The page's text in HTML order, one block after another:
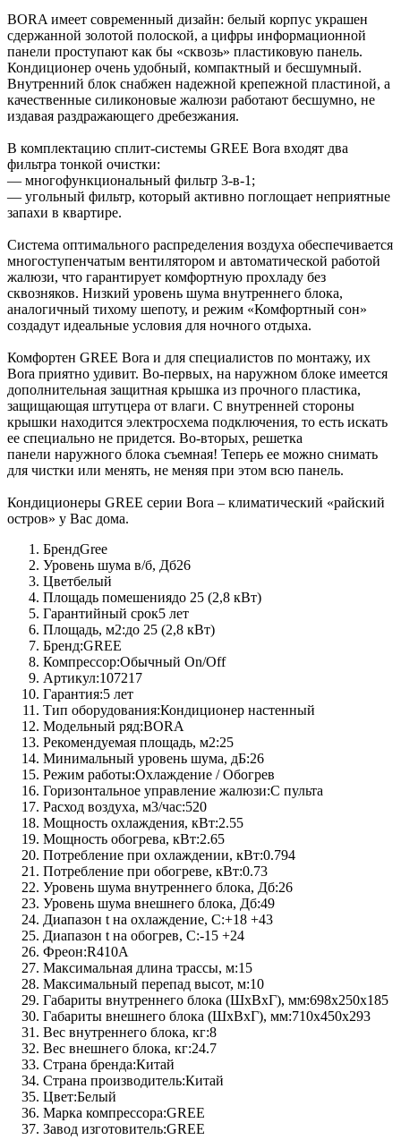
BORA имеет современный дизайн: белый корпус украшен
сдержанной золотой полоской, а цифры информационной
панели проступают как бы «сквозь» пластиковую панель.
Кондиционер очень удобный, компактный и бесшумный.
Внутренний блок снабжен надежной крепежной пластиной, а
качественные силиконовые жалюзи работают бесшумно, не
издавая раздражающего дребезжания.
В комплектацию сплит-системы GREE Bora входят два
фильтра тонкой очистки:
— многофункциональный фильтр 3-в-1;
— угольный фильтр, который активно поглощает неприятные
запахи в квартире.
Система оптимального распределения воздуха обеспечивается
многоступенчатым вентилятором и автоматической работой
жалюзи, что гарантирует комфортную прохладу без
сквозняков. Низкий уровень шума внутреннего блока,
аналогичный тихому шепоту, и режим «Комфортный сон»
создадут идеальные условия для ночного отдыха.
Комфортен GREE Bora и для специалистов по монтажу, их
Bora приятно удивит. Во-первых, на наружном блоке имеется
дополнительная защитная крышка из прочного пластика,
защищающая штутцера от влаги. С внутренней стороны
крышки находится электросхема подключения, то есть искать
ее специально не придется. Во-вторых, решетка
панели наружного блока съемная! Теперь ее можно снимать
для чистки или менять, не меняя при этом всю панель.
Кондиционеры GREE серии Bora – климатический «райский
остров» у Вас дома.
БрендGree
Уровень шума в/б, Дб26
Цветбелый
Площадь помешениядо 25 (2,8 кВт)
Гарантийный срок5 лет
Площадь, м2:до 25 (2,8 кВт)
Бренд:GREE
Компрессор:Обычный On/Off
Артикул:107217
Гарантия:5 лет
Тип оборудования:Кондиционер настенный
Модельный ряд:BORA
Рекомендуемая площадь, м2:25
Минимальный уровень шума, дБ:26
Режим работы:Охлаждение / Обогрев
Горизонтальное управление жалюзи:С пульта
Расход воздуха, м3/час:520
Мощность охлаждения, кВт:2.55
Мощность обогрева, кВт:2.65
Потребление при охлаждении, кВт:0.794
Потребление при обогреве, кВт:0.73
Уровень шума внутреннего блока, Дб:26
Уровень шума внешнего блока, Дб:49
Диапазон t на охлаждение, C:+18 +43
Диапазон t на обогрев, C:-15 +24
Фреон:R410A
Максимальная длина трассы, м:15
Максимальный перепад высот, м:10
Габариты внутреннего блока (ШхВхГ), мм:698х250х185
Габариты внешнего блока (ШхВхГ), мм:710x450x293
Вес внутреннего блока, кг:8
Вес внешнего блока, кг:24.7
Страна бренда:Китай
Страна производитель:Китай
Цвет:Белый
Марка компрессора:GREE
Завод изготовитель:GREE